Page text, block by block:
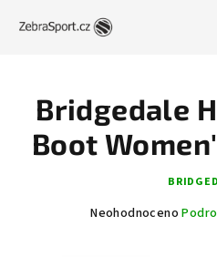
Bridgedale
Boot
Průměrné
Neohodnoceno